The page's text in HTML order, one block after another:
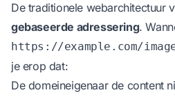
De traditionele webarchitectuur
gebaseerde adressering.
https://example.com/
je erop dat:
De domeineigenaar de content